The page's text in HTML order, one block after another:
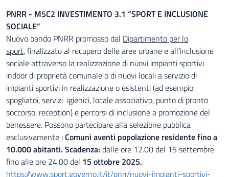
PNRR - M5C2 INVESTIMENTO 3.1 “SPORT E INCLUSIONE
SOCIALE”
Nuovo bando PNRR promosso dal Dipartimento per lo
sport, finalizzato al recupero delle aree urbane e all’inclusione
sociale attraverso la realizzazione di nuovi impianti sportivi
indoor di proprietà comunale o di nuovi locali a servizio di
impianti sportivi in realizzazione o esistenti (ad esempio:
spogliatoi, servizi igienici, locale associativo, punto di pronto
soccorso, reception) e percorsi di inclusione a promozione del
benessere. Possono partecipare alla selezione pubblica
esclusivamente iComuni aventi popolazione residente fino a
10.000 abitanti. Scadenza: dalle ore 12.00 del 15 settembre
fino alle ore 24.00 del 15 ottobre 2025.
https://www.sport.governo.it/it/pnrr/nuovi-impianti-sportivi-